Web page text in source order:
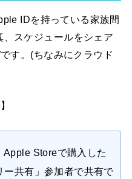
IDを持っている家族間
、スケジュールをシェア
す。(ちなみにクラウド
Storeで購入した
ー共有」参加者で共有で